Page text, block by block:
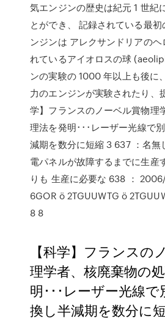
気エンジンの歴史は紀元 1 世紀
とができ、 記録されている最
ンジンは アレクサンドリアのヘ
れているアイオロスの球
ンの実験の 1000 年以上も後に
力のエンジンが実験されたり、
学】フランスのノーベル賞物理
理法を発明･･･レーザー光線で
減期を数分に短縮 3 637 ：名無
電パネルが故障するまでに生産
りも 生産に必要な 638 ：
6GOR ö 2TGUUWTG ö
8 8
【科学】フランスの
理学者、核廃棄物の
明･･･レーザー光線
換し半減期を数分に